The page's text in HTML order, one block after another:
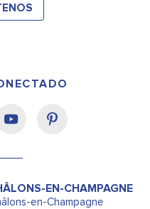
EN-CHAMPAGNE
en-Champagne